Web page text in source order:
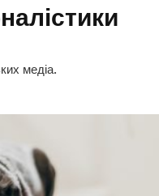
медіа.